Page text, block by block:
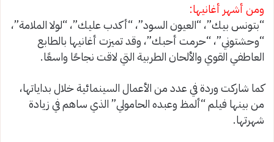
ومن أشهر أغانيها:
“بتونس بيك”، “العيون السود”، “أكدب عليك”، “لولا الملامة”،
“وحشتوني”، “حرمت أحبك”، وقد تميزت أغانيها بالطابع
العاطفي القوي والألحان الطربية التي لاقت نجاحًا واسعًا.
كما شاركت وردة في عدد من الأعمال السينمائية خلال بداياتها،
من بينها فيلم “ألمظ وعبده الحامولي” الذي ساهم في زيادة
شهرتها.